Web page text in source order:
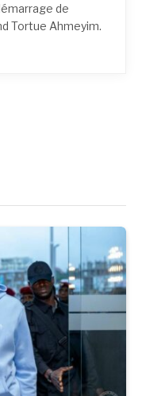
de
Tortue Ahmeyim.